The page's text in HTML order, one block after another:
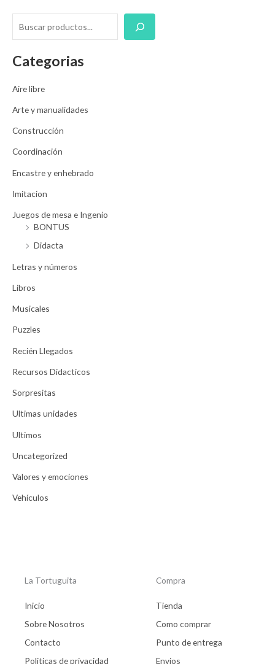
Categorias
Aire libre
Arte y manualidades
Construcción
Coordinación
Encastre y enhebrado
Imitacion
Juegos de mesa e Ingenio
BONTUS
Didacta
Letras y números
Libros
Musicales
Puzzles
Recién Llegados
Recursos Didacticos
Sorpresitas
Ultimas unidades
Ultimos
Uncategorized
Valores y emociones
Vehículos
La Tortuguita
Inicio
Sobre Nosotros
Contacto
Politicas de privacidad
Compra
Tienda
Como comprar
Punto de entrega
Envios